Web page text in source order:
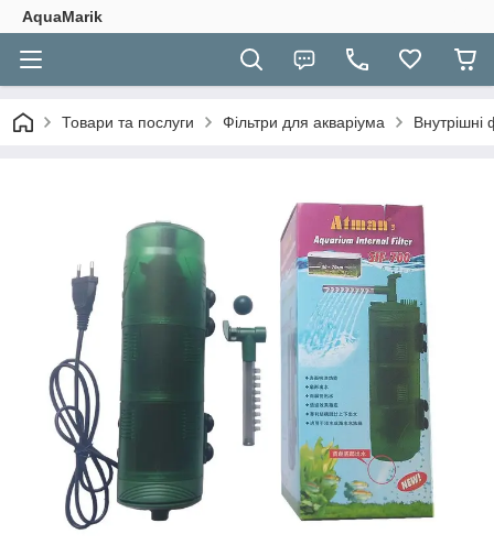
AquaMarik
Товари та послуги Фільтри для акваріума Внутрішні